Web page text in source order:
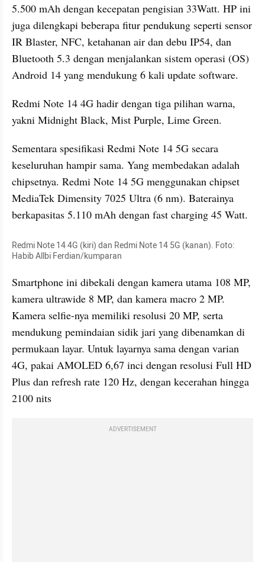
5.500 mAh dengan kecepatan pengisian 33Watt. HP ini
juga dilengkapi beberapa fitur pendukung seperti sensor
IR Blaster, NFC, ketahanan air dan debu IP54, dan
Bluetooth 5.3 dengan menjalankan sistem operasi (OS)
Android 14 yang mendukung 6 kali update software.
Redmi Note 14 4G hadir dengan tiga pilihan warna,
yakni Midnight Black, Mist Purple, Lime Green.
Sementara spesifikasi Redmi Note 14 5G secara
keseluruhan hampir sama. Yang membedakan adalah
chipsetnya. Redmi Note 14 5G menggunakan chipset
MediaTek Dimensity 7025 Ultra (6 nm). Baterainya
berkapasitas 5.110 mAh dengan fast charging 45 Watt.
Redmi Note 14 4G (kiri) dan Redmi Note 14 5G (kanan). Foto:
Habib Allbi Ferdian/kumparan
Smartphone ini dibekali dengan kamera utama 108 MP,
kamera ultrawide 8 MP, dan kamera macro 2 MP.
Kamera selfie-nya memiliki resolusi 20 MP, serta
mendukung pemindaian sidik jari yang dibenamkan di
permukaan layar. Untuk layarnya sama dengan varian
4G, pakai AMOLED 6,67 inci dengan resolusi Full HD
Plus dan refresh rate 120 Hz, dengan kecerahan hingga
2100 nits
ADVERTISEMENT